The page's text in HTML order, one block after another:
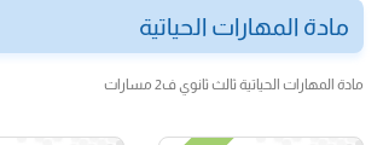
مادة المهارات الحياتية
مادة المهارات الحياتية ثالث ثانوي ف2 مسارات